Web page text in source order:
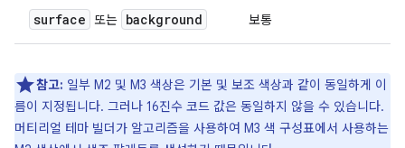
surface 또는 background 보통
참고: 일부 M2 및 M3 색상은 기본 및 보조 색상과 같이 동일하게 이
름이 지정됩니다. 그러나 16진수 코드 값은 동일하지 않을 수 있습니다.
머티리얼 테마 빌더가 알고리즘을 사용하여 M3 색 구성표에서 사용하는